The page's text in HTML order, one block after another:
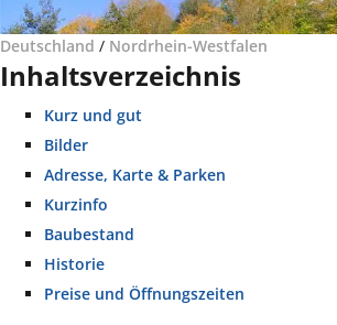
Deutschland / Nordrhein-Westfalen
Inhaltsverzeichnis
Kurz und gut
Bilder
Adresse, Karte & Parken
Kurzinfo
Baubestand
Historie
Preise und Öffnungszeiten